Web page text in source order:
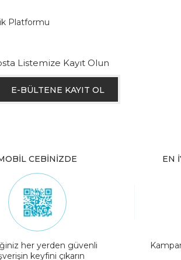
Platformu
Listemize Kayıt Olun
E-BÜLTENE KAYIT OL
CEBİNİZDE
her yerden güvenli
keyfini çıkarın
EN